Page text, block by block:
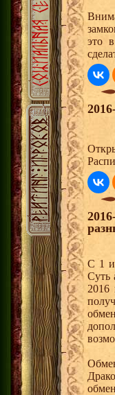
это
С 1
Суть
2016